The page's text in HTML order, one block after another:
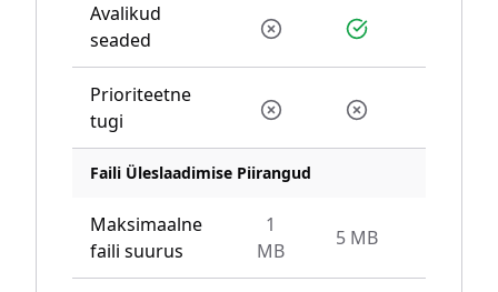
Avalikud
seaded
Prioriteetne
tugi
Faili Üleslaadimise Piirangud
Maksimaalne
faili suurus
1
MB
5 MB